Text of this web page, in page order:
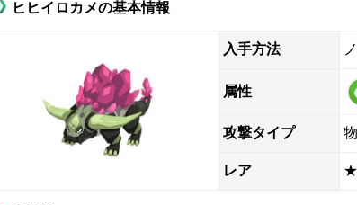
ヒヒイロカメの基本情報
入手方法
属性
攻撃タイプ
レア